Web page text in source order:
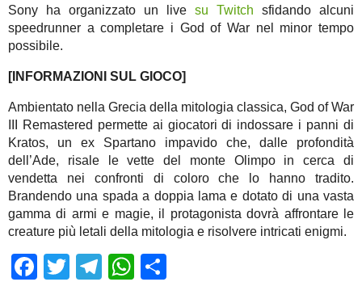
Sony ha organizzato un live su Twitch sfidando alcuni
speedrunner a completare i God of War nel minor tempo
possibile.
[INFORMAZIONI SUL GIOCO]
Ambientato nella Grecia della mitologia classica, God of War
III Remastered permette ai giocatori di indossare i panni di
Kratos, un ex Spartano impavido che, dalle profondità
dell’Ade, risale le vette del monte Olimpo in cerca di
vendetta nei confronti di coloro che lo hanno tradito.
Brandendo una spada a doppia lama e dotato di una vasta
gamma di armi e magie, il protagonista dovrà affrontare le
creature più letali della mitologia e risolvere intricati enigmi.
Facebook
Twitter
Telegram
WhatsApp